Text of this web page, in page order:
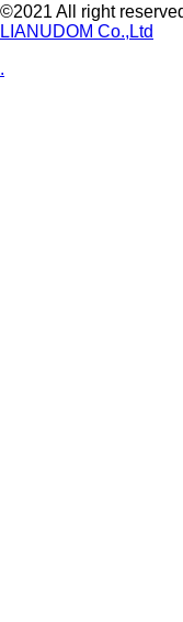
©2021 All right
LIANUDOM Co.,Ltd
.